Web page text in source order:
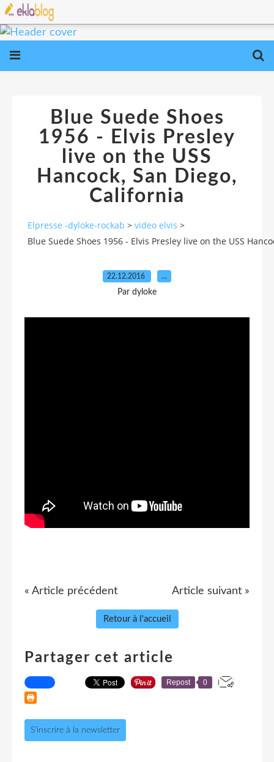
Blue Suede Shoes
1956 - Elvis Presley
live on the USS
Hancock, San Diego,
California
Elpresse -dyloke-rockab > video elvis >
Blue Suede Shoes 1956 - Elvis Presley live on the USS
22.12.2016 …
Par dyloke
« Article précédent Article suivant »
Retour à l'accueil
Partager cet article
Repost 0
S'inscrire à la newsletter